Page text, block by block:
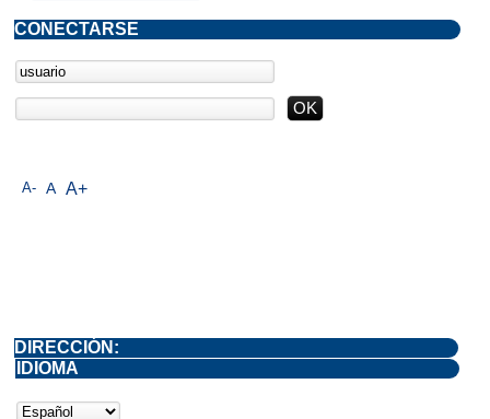
A- A A+
CONECTARSE
DIRECCIÓN:
IDIOMA